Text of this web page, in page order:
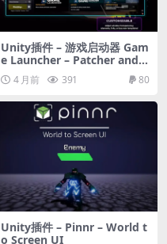
Unity插件 – 游戏启动器 Gam
e Launcher – Patcher and
Updater
4 月前 391 80
Unity插件 – Pinnr – World t
o Screen UI